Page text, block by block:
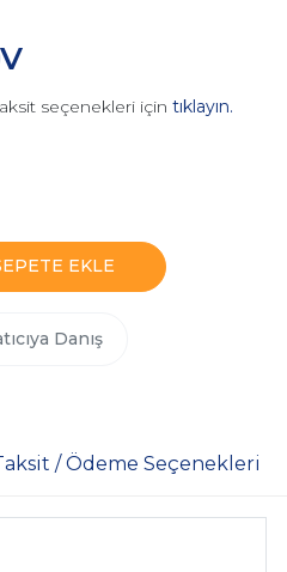
seçenekleri için tıklayın.
EKLE
Danış
/ Ödeme Seçenekleri